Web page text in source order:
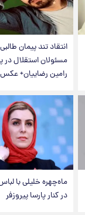
انتقاد تند پیمان
مسئولان استقلال در
رامین رضاییان+ عکس
ماه‌چهره خلیلی با
در کنار پارسا پیروزفر